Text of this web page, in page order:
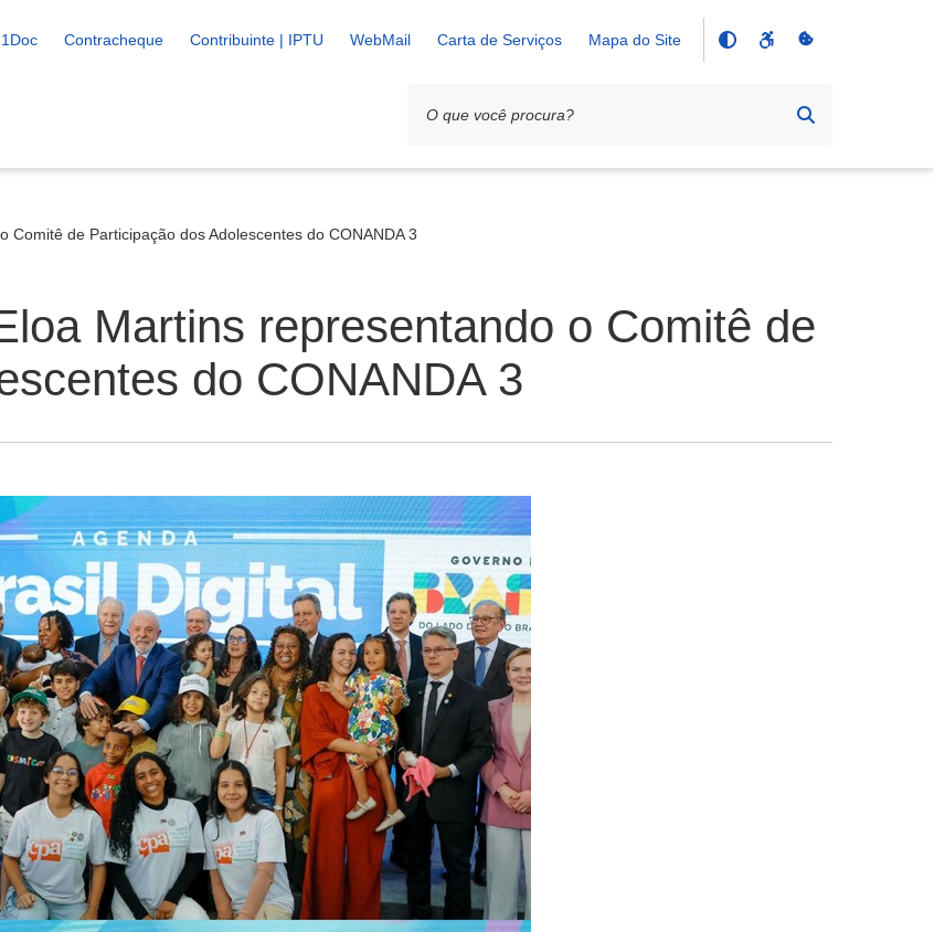
Contracheque Contribuinte | IPTU WebMail Carta de Serviços Mapa do Site
de Participação dos Adolescentes do CONANDA 3
Martins representando o Comitê de
do CONANDA 3